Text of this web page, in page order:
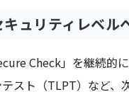
ュリティレベル
Check」を継続
スト（TLPT）など、